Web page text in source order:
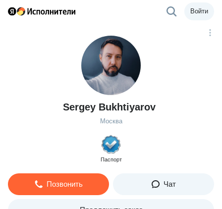
Войти
Sergey Bukhtiyarov
Москва
Паспорт
Позвонить Чат